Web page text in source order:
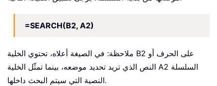
=SEARCH(B2, A2)
ملاحظة: في الصيغة أعلاه، تحتوي الخلية B2 على الحرف أو
النص الذي تريد تحديد موضعه، بينما تمثّل الخلية A2 السلسلة
النصية التي سيتم البحث داخلها.